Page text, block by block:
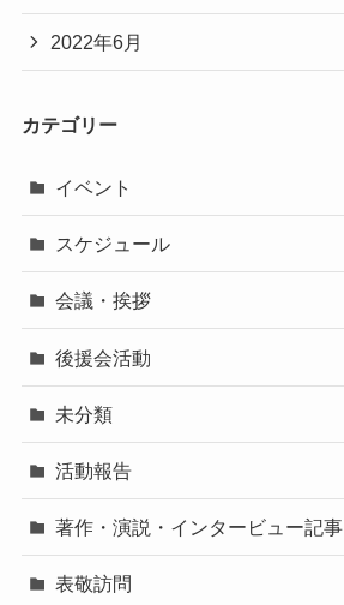
2022年6月
カテゴリー
イベント
スケジュール
会議・挨拶
後援会活動
未分類
活動報告
著作・演説・インタービュー記事
表敬訪問